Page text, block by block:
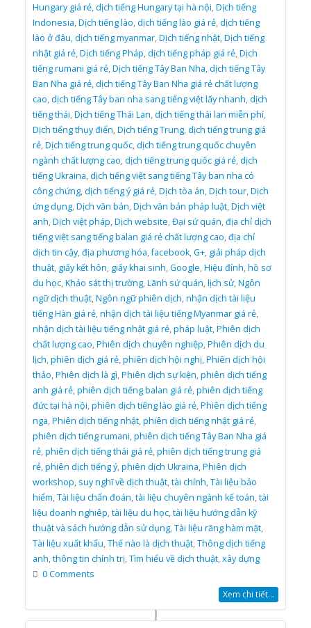
Hungary giá rẻ,dịch tiếng Hungary tại hà nội,Dịch tiếng
Indonesia,Dịch tiếng lào,dịch tiếng lào giá rẻ,dịch tiếng
lào ở đâu,dịch tiếng myanmar,Dịch tiếng nhật,Dịch tiếng
nhật giá rẻ,Dịch tiếng Pháp,dịch tiếng pháp giá rẻ,Dịch
tiếng rumani giá rẻ,Dịch tiếng Tây Ban Nha,dịch tiếng Tây
Ban Nha giá rẻ,dịch tiếng Tây Ban Nha giá rẻ chất lượng
cao,dịch tiếng Tây ban nha sang tiếng việt lấy nhanh,dịch
tiếng thái,Dịch tiếng Thái Lan,dịch tiếng thái lan miễn phí,
Dịch tiếng thụy điển,Dịch tiếng Trung,dịch tiếng trung giá
rẻ,Dịch tiếng trung quốc,dịch tiếng trung quốc chuyên
ngành chất lượng cao,dịch tiếng trung quốc giá rẻ,dịch
tiếng Ukraina,dịch tiếng việt sang tiếng Tây ban nha có
công chứng,dịch tiếng ý giá rẻ,Dịch tòa án,Dịch tour,Dịch
ứng dụng,Dịch văn bản,Dịch văn bản pháp luật,Dịch việt
anh,Dịch việt pháp,Dịch website,Đại sứ quán,địa chỉ dịch
tiếng việt sang tiếng balan giá rẻ chất lượng cao,địa chỉ
dịch tin cậy,địa phương hóa,facebook,G+, giải pháp dịch
thuật, giấy kết hôn, giấy khai sinh,Google,Hiệu đính,hồ sơ
du học,Khảo sát thị trường,Lãnh sứ quán,lịch sử,Ngôn
ngữ dịch thuật,Ngôn ngữ phiên dịch,nhận dịch tài liệu
tiếng Hàn giá rẻ,nhận dịch tài liệu tiếng Myanmar giá rẻ,
nhận dịch tài liệu tiếng nhật giá rẻ,pháp luật,Phiên dịch
chất lượng cao,Phiên dịch chuyên nghiệp,Phiên dịch du
lịch,phiên dịch giá rẻ,phiên dịch hội nghị,Phiên dịch hội
thảo,Phiên dịch là gì,Phiên dịch sự kiện,phiên dịch tiếng
anh giá rẻ,phiên dịch tiếng balan giá rẻ,phiên dịch tiếng
đức tại hà nội,phiên dịch tiếng lào giá rẻ,Phiên dịch tiếng
nga,Phiên dịch tiếng nhật,phiên dịch tiếng nhật giá rẻ,
phiên dịch tiếng rumani,phiên dịch tiếng Tây Ban Nha giá
rẻ,phiên dịch tiếng thái giá rẻ,phiên dịch tiếng trung giá
rẻ,phiên dịch tiếng ý,phiên dịch Ukraina,Phiên dịch
workshop, suy nghĩ về dịch thuật,tài chính,Tài liệu bảo
hiểm,Tài liệu chẩn đoán,tài liệu chuyên ngành kế toán,tài
liệu doanh nghiêp,tài liệu du học,tài liệu hướng dẫn kỹ
thuật và sách hướng dẫn sử dụng,Tài liệu răng hàm mặt,
Tài liệu xuất khẩu,Thế nào là dịch thuật,Thông dịch tiếng
anh,thông tin chính trị,Tìm hiểu về dịch thuật,xây dựng
0 Comments
Xem chi tiết...